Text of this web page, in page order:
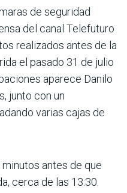
de seguridad
del canal Telefuturo
realizados antes de la
el pasado 31 de julio
aparece Danilo
junto con un
varias cajas de
antes de que
cerca de las 13:30.